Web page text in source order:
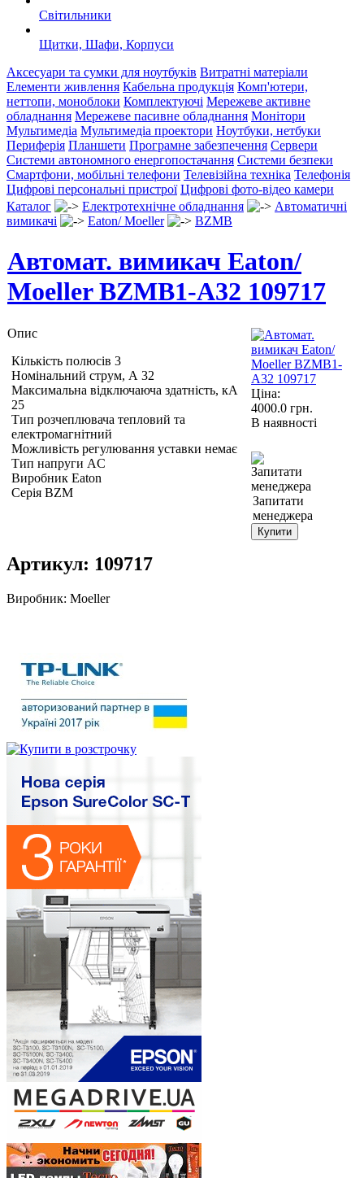
Світильники
Щитки, Шафи, Корпуси
Аксесуари та сумки для ноутбуків Витратні матеріали
Елементи живлення Кабельна продукція Комп'ютери,
неттопи, моноблоки Комплектуючі Мережеве активне
обладнання Мережеве пасивне обладнання Монітори
Мультимедіа Мультимедіа проектори Ноутбуки, нетбуки
Периферія Планшети Програмне забезпечення Сервери
Системи автономного енергопостачання Системи безпеки
Смартфони, мобільні телефони Телевізійна техніка Телефонія
Цифрові персональні пристрої Цифрові фото-відео камери
Каталог
Електротехнічне обладнання
Автоматичні
вимикачі
Eaton/ Moeller BZMB
Автомат. вимикач Eaton/
Moeller BZMB1-A32 109717
Опис
Кількість полюсів 3
Номінальний струм, А 32
Максимальна відключаюча здатність, кА
25
Тип розчеплювача тепловий та
електромагнітний
Можливість регулювання уставки немає
Тип напруги AC
Виробник Eaton
Серія BZM
Ціна:
4000.0 грн.
В наявності
Запитати
менеджера
Купити
Артикул: 109717
Виробник: Moeller